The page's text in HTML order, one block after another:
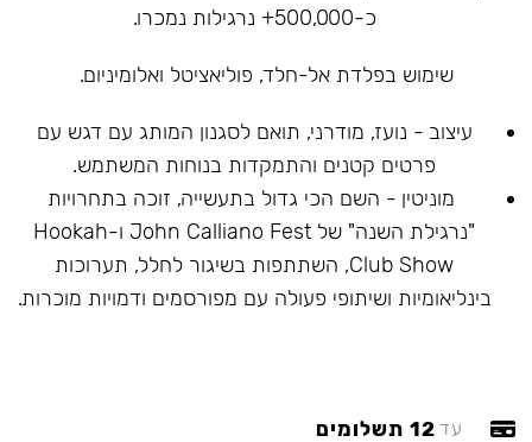
כ-500,000+ נרגילות נמכרו.
שימוש בפלדת אל-חלד, פוליאציטל ואלומיניום.
עיצוב - נועז, מודרני, תואם לסגנון המותג עם דגש עם
פרטים קטנים והתמקדות בנוחות המשתמש.
מוניטין - השם הכי גדול בתעשייה, זוכה בתחרויות
"נרגילת השנה" של John Calliano Fest ו-Hookah
Club Show, השתתפות בשיגור לחלל, תערוכות
בינליאומיות ושיתופי פעולה עם מפורסמים ודמויות מוכרות.
עד 12 תשלומים